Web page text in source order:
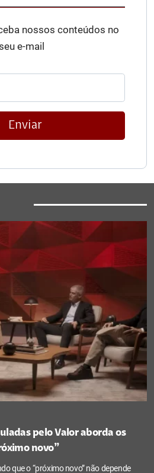
nossos conteúdos no
e-mail
Enviar
pelo Valor aborda os
novo”
que o “próximo novo” não depende